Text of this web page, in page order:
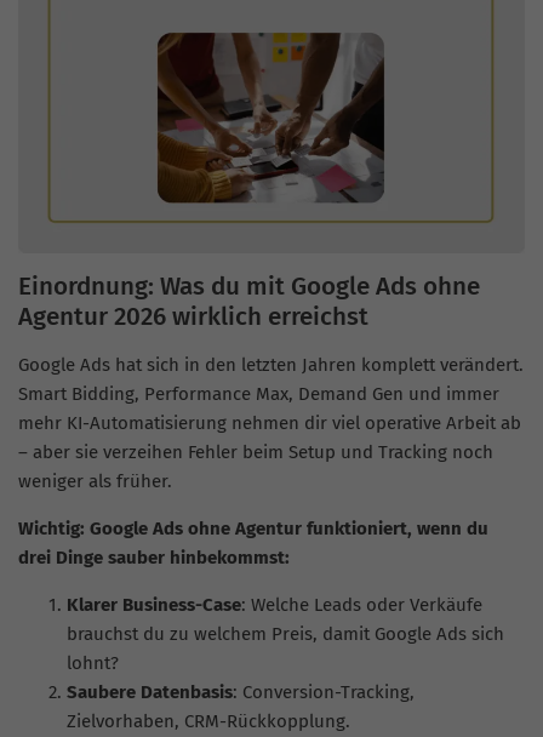
Einordnung: Was du mit Google Ads ohne
Agentur 2026 wirklich erreichst
Google Ads hat sich in den letzten Jahren komplett verändert.
Smart Bidding, Performance Max, Demand Gen und immer
mehr KI-Automatisierung nehmen dir viel operative Arbeit ab
– aber sie verzeihen Fehler beim Setup und Tracking noch
weniger als früher.
Wichtig: Google Ads ohne Agentur funktioniert, wenn du
drei Dinge sauber hinbekommst:
Klarer Business-Case: Welche Leads oder Verkäufe
brauchst du zu welchem Preis, damit Google Ads sich
lohnt?
Saubere Datenbasis: Conversion-Tracking,
Zielvorhaben, CRM-Rückkopplung.